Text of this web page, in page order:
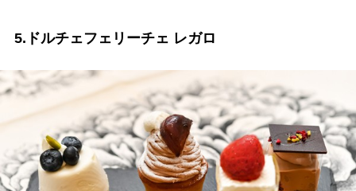
5.ドルチェフェリーチェ レガロ